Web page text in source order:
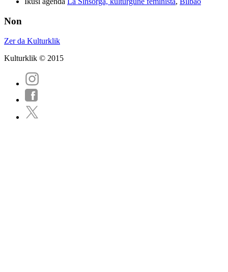
Non
Zer da Kulturklik
Kulturklik © 2015